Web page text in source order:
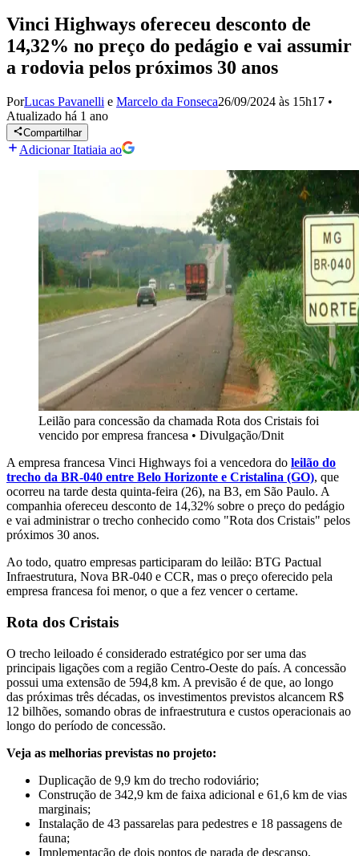
Vinci Highways ofereceu desconto de
14,32% no preço do pedágio e vai assumir
a rodovia pelos próximos 30 anos
PorLucas Pavanelli e Marcelo da Fonseca26/09/2024 às 15h17 •
Atualizado há 1 ano
Compartilhar
Adicionar Itatiaia ao
Leilão para concessão da chamada Rota dos Cristais foi
vencido por empresa francesa • Divulgação/Dnit
A empresa francesa Vinci Highways foi a vencedora do leilão do
trecho da BR-040 entre Belo Horizonte e Cristalina (GO), que
ocorreu na tarde desta quinta-feira (26), na B3, em São Paulo. A
companhia ofereceu desconto de 14,32% sobre o preço do pedágio
e vai administrar o trecho conhecido como "Rota dos Cristais" pelos
próximos 30 anos.
Ao todo, quatro empresas participaram do leilão: BTG Pactual
Infraestrutura, Nova BR-040 e CCR, mas o preço oferecido pela
empresa francesa foi menor, o que a fez vencer o certame.
Rota dos Cristais
O trecho leiloado é considerado estratégico por ser uma das
principais ligações com a região Centro-Oeste do país. A concessão
possui uma extensão de 594,8 km. A previsão é de que, ao longo
das próximas três décadas, os investimentos previstos alcancem R$
12 bilhões, somando obras de infraestrutura e custos operacionais ao
longo do período de concessão.
Veja as melhorias previstas no projeto:
Duplicação de 9,9 km do trecho rodoviário;
Construção de 342,9 km de faixa adicional e 61,6 km de vias
marginais;
Instalação de 43 passarelas para pedestres e 18 passagens de
fauna;
Implementação de dois pontos de parada de descanso,